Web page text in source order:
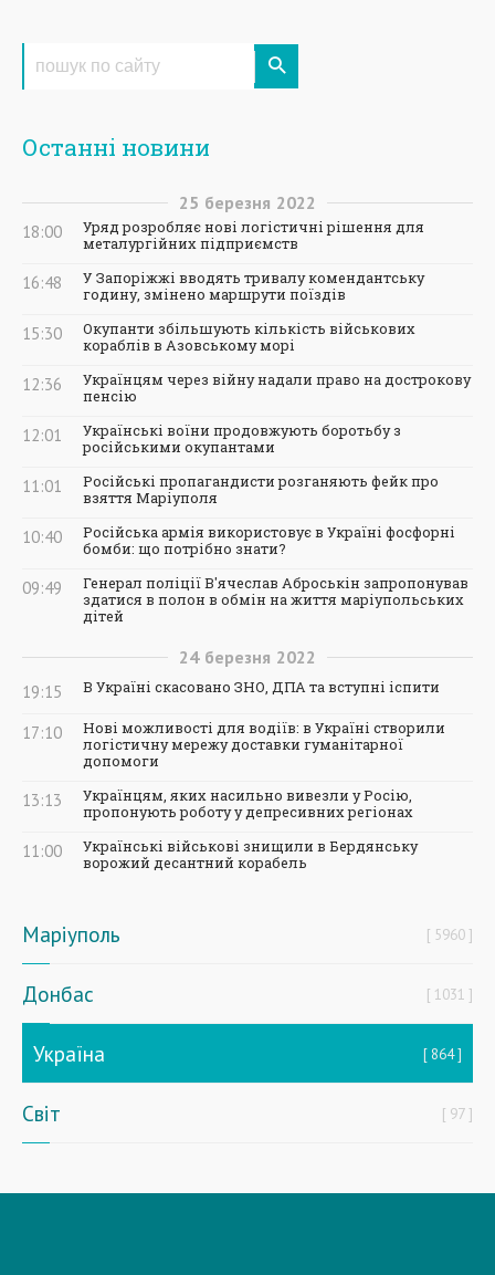
Останні новини
25 березня 2022
18:00
Уряд розробляє нові логістичні рішення для
металургійних підприємств
16:48
У Запоріжжі вводять тривалу комендантську
годину, змінено маршрути поїздів
15:30
Окупанти збільшують кількість військових
кораблів в Азовському морі
12:36
Українцям через війну надали право на дострокову
пенсію
12:01
Українські воїни продовжують боротьбу з
російськими окупантами
11:01
Російські пропагандисти розганяють фейк про
взяття Маріуполя
10:40
Російська армія використовує в Україні фосфорні
бомби: що потрібно знати?
09:49
Генерал поліції В'ячеслав Аброськін запропонував
здатися в полон в обмін на життя маріупольських
дітей
24 березня 2022
19:15 В Україні скасовано ЗНО, ДПА та вступні іспити
17:10
Нові можливості для водіїв: в Україні створили
логістичну мережу доставки гуманітарної
допомоги
13:13
Українцям, яких насильно вивезли у Росію,
пропонують роботу у депресивних регіонах
11:00
Українські військові знищили в Бердянську
ворожий десантний корабель
Маріуполь 5960
Донбас 1031
Україна 864
Світ 97